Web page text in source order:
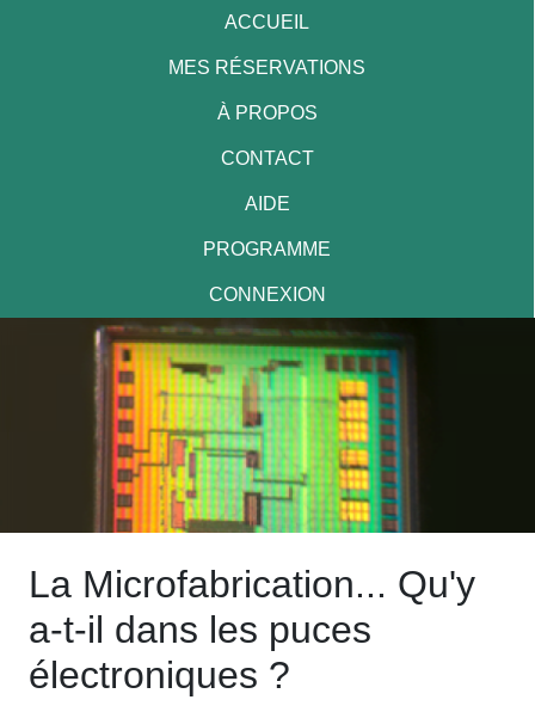
ACCUEIL
MES RÉSERVATIONS
À PROPOS
CONTACT
AIDE
PROGRAMME
CONNEXION
La Microfabrication... Qu'y
a-t-il dans les puces
électroniques ?